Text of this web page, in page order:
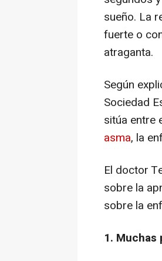
sueño. La
fuerte o
atraganta.
Según
Sociedad
sitúa entre
asma, la
El doctor
sobre la
sobre la
1. Muchas